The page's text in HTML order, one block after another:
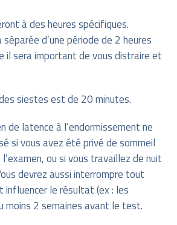
à des heures spécifiques.
séparée d’une période de 2 heures
il sera important de vous distraire et
siestes est de 20 minutes.
de latence à l’endormissement ne
si vous avez été privé de sommeil
ou si vous travaillez de nuit
devrez aussi interrompre tout
le résultat (ex : les
moins 2 semaines avant le test.